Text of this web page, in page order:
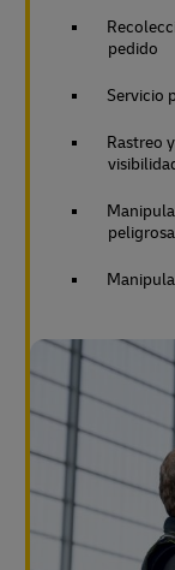
pedido
Servicio
Rastreo